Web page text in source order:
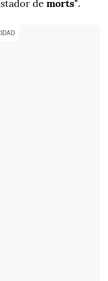
de morts".